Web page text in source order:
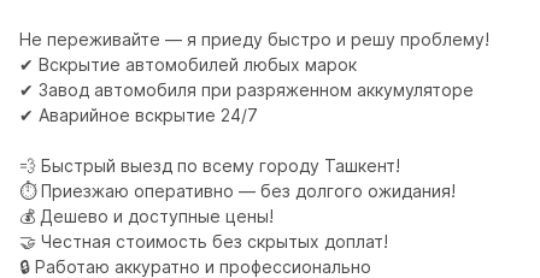
Не переживайте — я приеду быстро и решу проблему!
✔ Вскрытие автомобилей любых марок
✔ Завод автомобиля при разряженном аккумуляторе
✔ Аварийное вскрытие 24/7
💨 Быстрый выезд по всему городу Ташкент!
⏱ Приезжаю оперативно — без долгого ожидания!
💰 Дешево и доступные цены!
🤝 Честная стоимость без скрытых доплат!
🔒 Работаю аккуратно и профессионально